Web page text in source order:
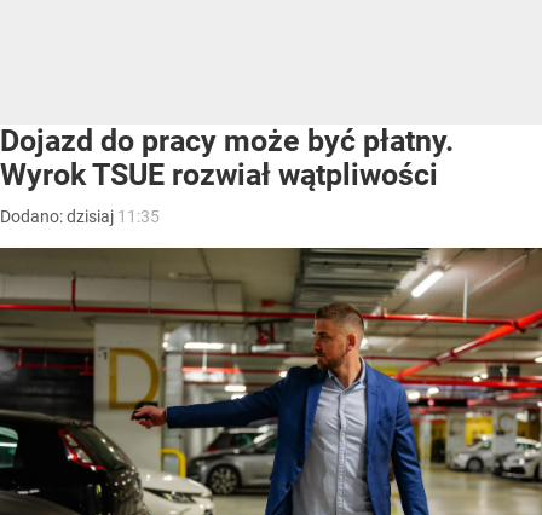
Dojazd do pracy może być płatny.
Wyrok TSUE rozwiał wątpliwości
Dodano:dzisiaj 11:35